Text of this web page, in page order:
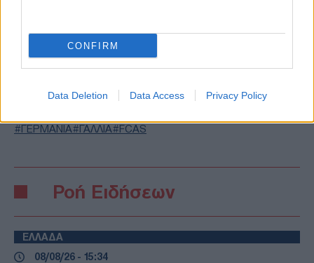
CONFIRM
Data Deletion Data Access Privacy Policy
ΑΚΟΛΟΥΘΗΣΤΕ ΜΑΣ ΣΤΟ GOOGLE
NEWS ΚΑΝΟΝΤΑΣ ΚΛΙΚ ΕΔΩ
TAGS
ΓΕΡΜΑΝΙΑ ΓΑΛΛΙΑ FCAS
Ροή Ειδήσεων
ΕΛΛΑΔΑ
08/08/26 - 15:34